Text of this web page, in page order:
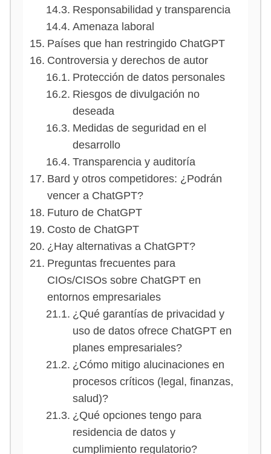
Responsabilidad y transparencia
Amenaza laboral
Países que han restringido ChatGPT
Controversia y derechos de autor
Protección de datos personales
Riesgos de divulgación no
deseada
Medidas de seguridad en el
desarrollo
Transparencia y auditoría
Bard y otros competidores: ¿Podrán
vencer a ChatGPT?
Futuro de ChatGPT
Costo de ChatGPT
¿Hay alternativas a ChatGPT?
Preguntas frecuentes para
CIOs/CISOs sobre ChatGPT en
entornos empresariales
¿Qué garantías de privacidad y
uso de datos ofrece ChatGPT en
planes empresariales?
¿Cómo mitigo alucinaciones en
procesos críticos (legal, finanzas,
salud)?
¿Qué opciones tengo para
residencia de datos y
cumplimiento regulatorio?